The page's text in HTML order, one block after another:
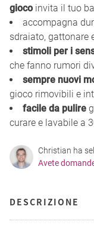
gioco invita il tuo
accompagna
sdraiato, gattonare
stimoli per i
che fanno rumori
sempre nuovi
gioco rimovibili e
facile da pulire
curare e lavabile a
Christian ha
Avete
DESCRIZIONE